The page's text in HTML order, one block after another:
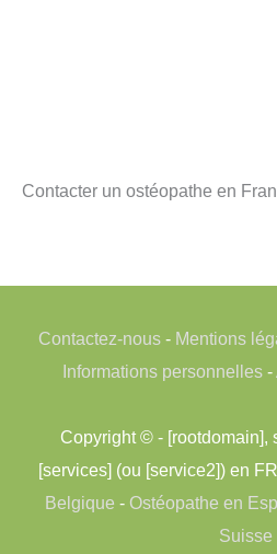
Contacter un ostéopathe en
Contactez-nous- Mentions
Informations personnelles -
Copyright © - [rootdomain],
[services] (ou [service2]) en
Belgique - Ostéopathe en
Suisse